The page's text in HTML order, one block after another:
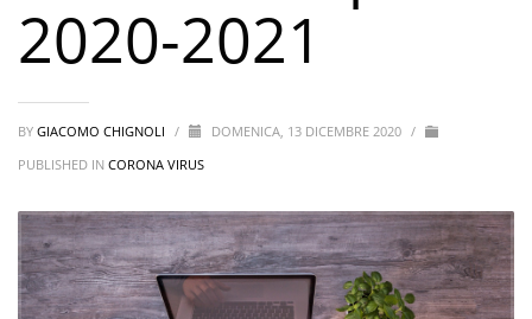
2020-2021
BY GIACOMO CHIGNOLI / DOMENICA, 13 DICEMBRE 2020 /
PUBLISHED IN CORONA VIRUS